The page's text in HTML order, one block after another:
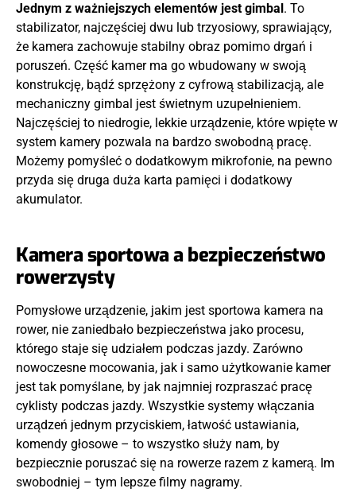
Jednym z ważniejszych elementów jest gimbal . To
stabilizator, najczęściej dwu lub trzyosiowy, sprawiający,
że kamera zachowuje stabilny obraz pomimo drgań i
poruszeń. Część kamer ma go wbudowany w swoją
konstrukcję, bądź sprzężony z cyfrową stabilizacją, ale
mechaniczny gimbal jest świetnym uzupełnieniem.
Najczęściej to niedrogie, lekkie urządzenie, które wpięte w
system kamery pozwala na bardzo swobodną pracę.
Możemy pomyśleć o dodatkowym mikrofonie, na pewno
przyda się druga duża karta pamięci i dodatkowy
akumulator.
Kamera sportowa a bezpieczeństwo
rowerzysty
Pomysłowe urządzenie, jakim jest sportowa kamera na
rower, nie zaniedbało bezpieczeństwa jako procesu,
którego staje się udziałem podczas jazdy. Zarówno
nowoczesne mocowania, jak i samo użytkowanie kamer
jest tak pomyślane, by jak najmniej rozpraszać pracę
cyklisty podczas jazdy. Wszystkie systemy włączania
urządzeń jednym przyciskiem, łatwość ustawiania,
komendy głosowe – to wszystko służy nam, by
bezpiecznie poruszać się na rowerze razem z kamerą. Im
swobodniej – tym lepsze filmy nagramy.